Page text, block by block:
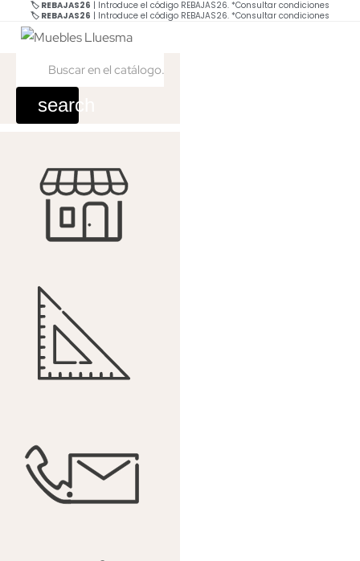
🏷️ REBAJAS26 | Introduce el código REBAJAS26. *Consultar condiciones
🏷️ REBAJAS26 | Introduce el código REBAJAS26. *Consultar condiciones
search